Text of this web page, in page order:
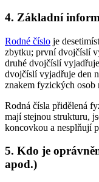
4. Základní
Rodné číslo je
zbytku; první dvojčíslí
druhé dvojčíslí
dvojčíslí vyjadřuje den
znakem fyzických osob
Rodná čísla přidělená
mají stejnou strukturu,
koncovkou a nesplňují
5. Kdo je
apod.)